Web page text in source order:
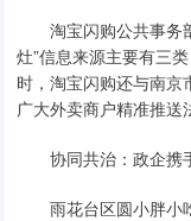
淘宝闪购公共事务部
灶”信息来源主要有三
时，淘宝闪购还与南京
广大外卖商户精准推送
协同共治：政企携手
雨花台区圆小胖小吃